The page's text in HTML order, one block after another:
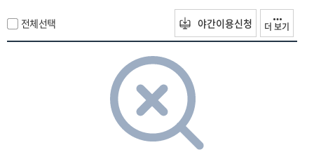
전체선택 야간이용신청 더 보기